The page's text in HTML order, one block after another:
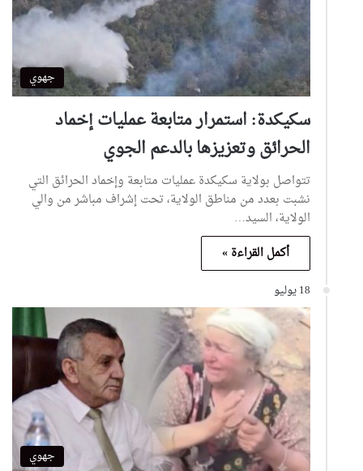
جهوي
سكيكدة: استمرار متابعة عمليات إخماد
الحرائق وتعزيزها بالدعم الجوي
تتواصل بولاية سكيكدة عمليات متابعة وإخماد الحرائق التي
نشبت بعدد من مناطق الولاية، تحت إشراف مباشر من والي
الولاية، السيد…
أكمل القراءة »
18 يوليو
جهوي